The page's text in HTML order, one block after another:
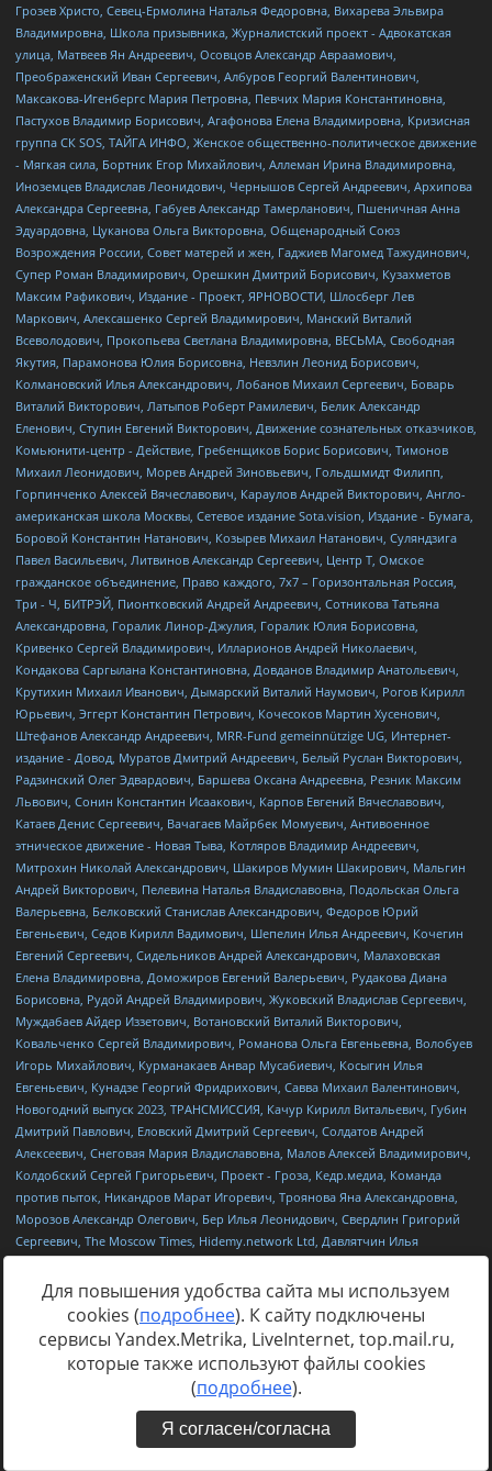
Для повышения удобства сайта мы используем
cookies (подробнее). К сайту подключены
сервисы Yandex.Metrika, LiveInternet, top.mail.ru,
которые также используют файлы cookies
(подробнее).
Я согласен/согласна